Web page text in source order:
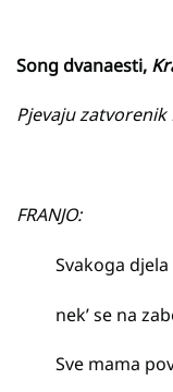
Song dvanaesti, K
Pjevaju zatvorenik
FRANJO:
Svakoga djela
nek’ se na
Sve mama